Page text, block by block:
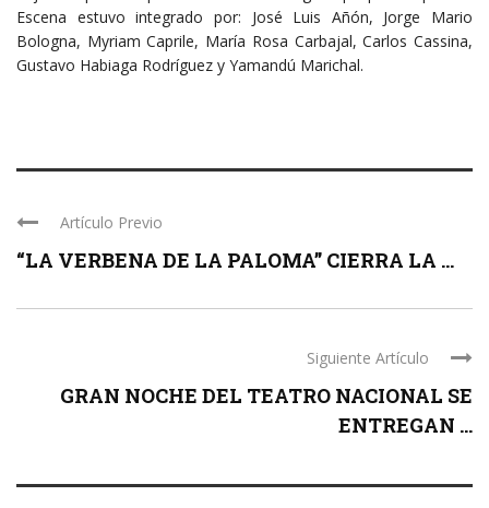
Escena estuvo integrado por: José Luis Añón, Jorge Mario
Bologna, Myriam Caprile, María Rosa Carbajal, Carlos Cassina,
Gustavo Habiaga Rodríguez y Yamandú Marichal.
Artículo Previo
“LA VERBENA DE LA PALOMA” CIERRA LA ...
Siguiente Artículo
GRAN NOCHE DEL TEATRO NACIONAL SE
ENTREGAN ...